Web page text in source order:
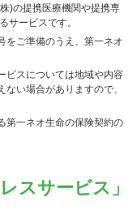
)の提携医療機関や提携専
サービスです。
をご準備のうえ、第一ネオ
ビスについては地域や内容
い場合がありますので、
第一ネオ生命の保険契約の
スサービス」